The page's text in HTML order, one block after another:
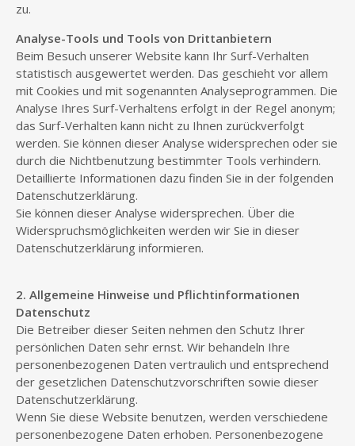
zu.
Analyse-Tools und Tools von Drittanbietern
Beim Besuch unserer Website kann Ihr Surf-Verhalten
statistisch ausgewertet werden. Das geschieht vor allem
mit Cookies und mit sogenannten Analyseprogrammen. Die
Analyse Ihres Surf-Verhaltens erfolgt in der Regel anonym;
das Surf-Verhalten kann nicht zu Ihnen zurückverfolgt
werden. Sie können dieser Analyse widersprechen oder sie
durch die Nichtbenutzung bestimmter Tools verhindern.
Detaillierte Informationen dazu finden Sie in der folgenden
Datenschutzerklärung.
Sie können dieser Analyse widersprechen. Über die
Widerspruchsmöglichkeiten werden wir Sie in dieser
Datenschutzerklärung informieren.
2. Allgemeine Hinweise und Pflichtinformationen
Datenschutz
Die Betreiber dieser Seiten nehmen den Schutz Ihrer
persönlichen Daten sehr ernst. Wir behandeln Ihre
personenbezogenen Daten vertraulich und entsprechend
der gesetzlichen Datenschutzvorschriften sowie dieser
Datenschutzerklärung.
Wenn Sie diese Website benutzen, werden verschiedene
personenbezogene Daten erhoben. Personenbezogene